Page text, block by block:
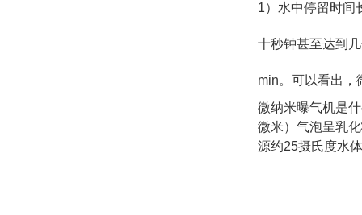
1）水中停留时间
十秒钟甚至达到
min。可以看出，
微纳米曝气机是
微米）气泡呈乳
源约25摄氏度水